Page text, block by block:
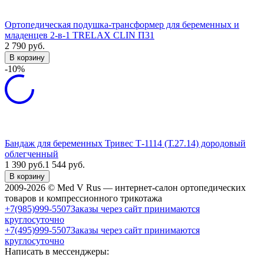
Ортопедическая подушка-трансформер для беременных и
младенцев 2-в-1 TRELAX CLIN П31
2 790 руб.
В корзину
-10%
Бандаж для беременных Тривес Т-1114 (Т.27.14) дородовый
облегченный
1 390 руб.1 544 руб.
В корзину
2009-2026 © Med V Rus — интернет-салон ортопедических
товаров и компрессионного трикотажа
+7(985)999-5507Заказы через сайт принимаются
круглосуточно
+7(495)999-5507Заказы через сайт принимаются
круглосуточно
Написать в мессенджеры: